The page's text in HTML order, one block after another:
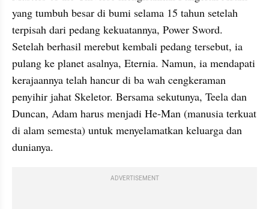
yang tumbuh besar di bumi selama 15 tahun setelah
terpisah dari pedang kekuatannya, Power Sword.
Setelah berhasil merebut kembali pedang tersebut, ia
pulang ke planet asalnya, Eternia. Namun, ia mendapati
kerajaannya telah hancur di ba wah cengkeraman
penyihir jahat Skeletor. Bersama sekutunya, Teela dan
Duncan, Adam harus menjadi He-Man (manusia terkuat
di alam semesta) untuk menyelamatkan keluarga dan
dunianya.
ADVERTISEMENT